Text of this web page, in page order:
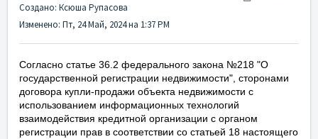
Создано: Ксюша Рупасова
Изменено: Пт, 24 Май, 2024 на 1:37 PM
Согласно статье 36.2 федерального закона №218 "О
государственной регистрации недвижимости", сторонами
договора купли-продажи объекта недвижимости с
использованием информационных технологий
взаимодействия кредитной организации с органом
регистрации прав в соответствии со статьей 18 настоящего